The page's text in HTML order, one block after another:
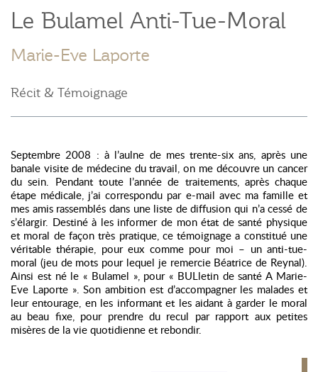
Le Bulamel Anti-Tue-Moral
Marie-Eve Laporte
Récit & Témoignage
Septembre 2008 : à l’aulne de mes trente-six ans, après une
banale visite de médecine du travail, on me découvre un cancer
du sein. Pendant toute l’année de traitements, après chaque
étape médicale, j’ai correspondu par e-mail avec ma famille et
mes amis rassemblés dans une liste de diffusion qui n’a cessé de
s’élargir. Destiné à les informer de mon état de santé physique
et moral de façon très pratique, ce témoignage a constitué une
véritable thérapie, pour eux comme pour moi – un anti-tue-
moral (jeu de mots pour lequel je remercie Béatrice de Reynal).
Ainsi est né le « Bulamel », pour « BULletin de santé A Marie-
Eve Laporte ». Son ambition est d’accompagner les malades et
leur entourage, en les informant et les aidant à garder le moral
au beau fixe, pour prendre du recul par rapport aux petites
misères de la vie quotidienne et rebondir.